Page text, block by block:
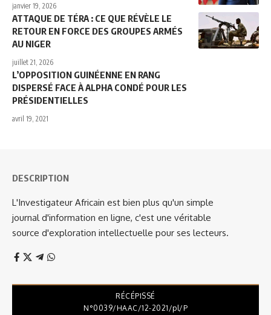
janvier 19, 2026
ATTAQUE DE TÉRA : CE QUE RÉVÈLE LE
RETOUR EN FORCE DES GROUPES ARMÉS
AU NIGER
juillet 21, 2026
L’OPPOSITION GUINÉENNE EN RANG
DISPERSÉ FACE À ALPHA CONDÉ POUR LES
PRÉSIDENTIELLES
avril 19, 2021
DESCRIPTION
L'Investigateur Africain est bien plus qu'un simple
journal d'information en ligne, c'est une véritable
source d'exploration intellectuelle pour ses lecteurs.
RÉCÉPISSÉ
N°0039/HAAC/12-2021/pl/P